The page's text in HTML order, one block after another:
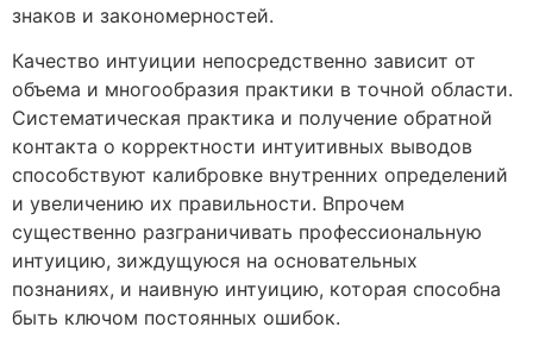
знаков и закономерностей.
Качество интуиции непосредственно зависит от
объема и многообразия практики в точной области.
Систематическая практика и получение обратной
контакта о корректности интуитивных выводов
способствуют калибровке внутренних определений
и увеличению их правильности. Впрочем
существенно разграничивать профессиональную
интуицию, зиждущуюся на основательных
познаниях, и наивную интуицию, которая способна
быть ключом постоянных ошибок.